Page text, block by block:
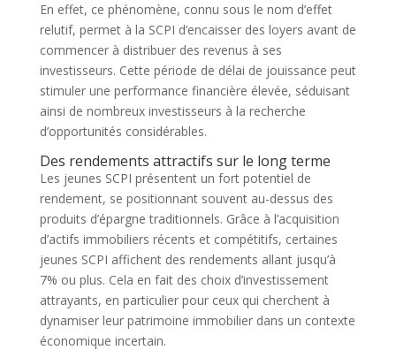
En effet, ce phénomène, connu sous le nom d’effet
relutif, permet à la SCPI d’encaisser des loyers avant de
commencer à distribuer des revenus à ses
investisseurs. Cette période de délai de jouissance peut
stimuler une performance financière élevée, séduisant
ainsi de nombreux investisseurs à la recherche
d’opportunités considérables.
Des rendements attractifs sur le long terme
Les jeunes SCPI présentent un fort potentiel de
rendement, se positionnant souvent au-dessus des
produits d’épargne traditionnels. Grâce à l’acquisition
d’actifs immobiliers récents et compétitifs, certaines
jeunes SCPI affichent des rendements allant jusqu’à
7% ou plus. Cela en fait des choix d’investissement
attrayants, en particulier pour ceux qui cherchent à
dynamiser leur patrimoine immobilier dans un contexte
économique incertain.